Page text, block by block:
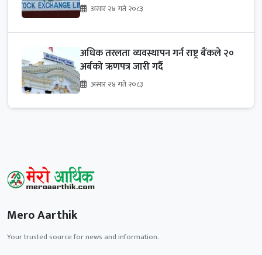
असार २४ गते २०८३
अधिक तरलता व्यवस्थापन गर्न राष्ट्र बैंकले २०
अर्बको ऋणपत्र जारी गर्दै
असार २४ गते २०८३
Mero Aarthik
Your trusted source for news and information.